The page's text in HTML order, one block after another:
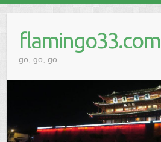
contentflamingo33.com
go, go, go